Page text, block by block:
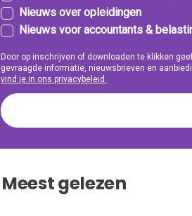
Nieuws over opleidingen
Nieuws voor accountants &
Door op inschrijven of downloaden te klikken
gevraagde informatie, nieuwsbrieven en
vind je in ons privacybeleid.
Meest gelezen